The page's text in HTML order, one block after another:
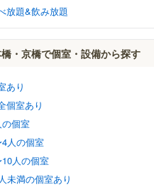
放題&飲み放題
橋・京橋で個室・設備から探す
あり
個室あり
個室
人の個室
人の個室
未満の個室あり